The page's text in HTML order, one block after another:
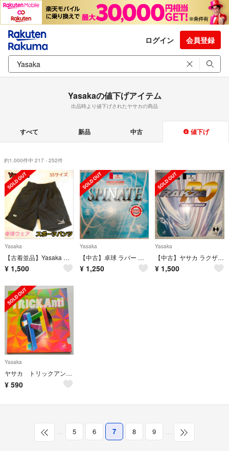
ログイン 会員登録
Yasakaの値下げアイテム
出品時より値下げされたヤサカの商品
すべて 新品 中古 値下げ
約1,000件中 217 - 252件
Yasaka
【古着並品】Yasaka ヤサカ 卓球ウェア スポーツウェア ショートパンツ
¥ 1,500
Yasaka
【中古】卓球 ラバー 回転系表ソフト ヤサカ スピネイト 赤 厚(2.0mm)
¥ 1,250
Yasaka
【中古】ヤサカ ラクザPO 黒 厚 (回転系表ソフト)
¥ 1,500
Yasaka
ヤサカ トリックアンチラバー
¥ 590
… 5 6 7 8 9 …